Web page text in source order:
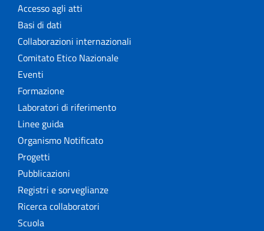
Accesso agli atti
Basi di dati
Collaborazioni internazionali
Comitato Etico Nazionale
Eventi
Formazione
Laboratori di riferimento
Linee guida
Organismo Notificato
Progetti
Pubblicazioni
Registri e sorveglianze
Ricerca collaboratori
Scuola